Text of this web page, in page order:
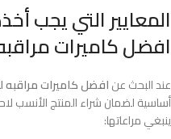
المعايير التي يجب
افضل كاميرات
عند البحث عنافضل كاميرات مراقبه
أساسية لضمان شراء المنتج الأنسب
ينبغي مراعاتها: